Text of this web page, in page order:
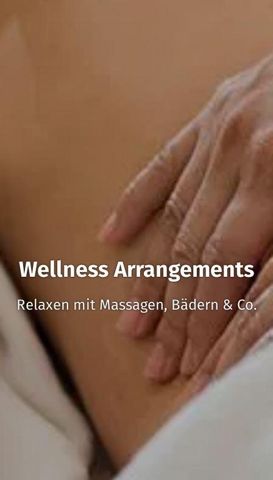
Wellness Arrangements
Relaxen mit Massagen, Bädern & Co.